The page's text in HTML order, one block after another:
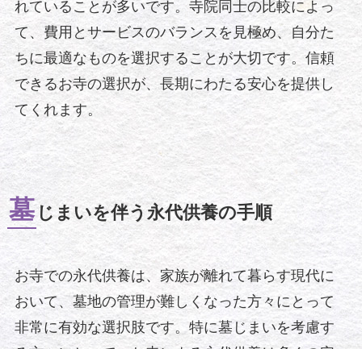
れていることが多いです。寺院同士の比較によっ
て、費用とサービスのバランスを見極め、自分た
ちに最適なものを選択することが大切です。信頼
できるお寺の選択が、長期にわたる安心を提供し
てくれます。
墓じまいを伴う永代供養の手順
お寺での永代供養は、家族が離れて暮らす現代に
おいて、墓地の管理が難しくなった方々にとって
非常に有効な選択肢です。特に墓じまいを考慮す